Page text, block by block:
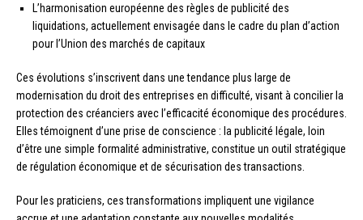
L’harmonisation européenne des règles de publicité des
liquidations, actuellement envisagée dans le cadre du plan d’action
pour l’Union des marchés de capitaux
Ces évolutions s’inscrivent dans une tendance plus large de
modernisation du droit des entreprises en difficulté, visant à concilier la
protection des créanciers avec l’efficacité économique des procédures.
Elles témoignent d’une prise de conscience : la publicité légale, loin
d’être une simple formalité administrative, constitue un outil stratégique
de régulation économique et de sécurisation des transactions.
Pour les praticiens, ces transformations impliquent une vigilance